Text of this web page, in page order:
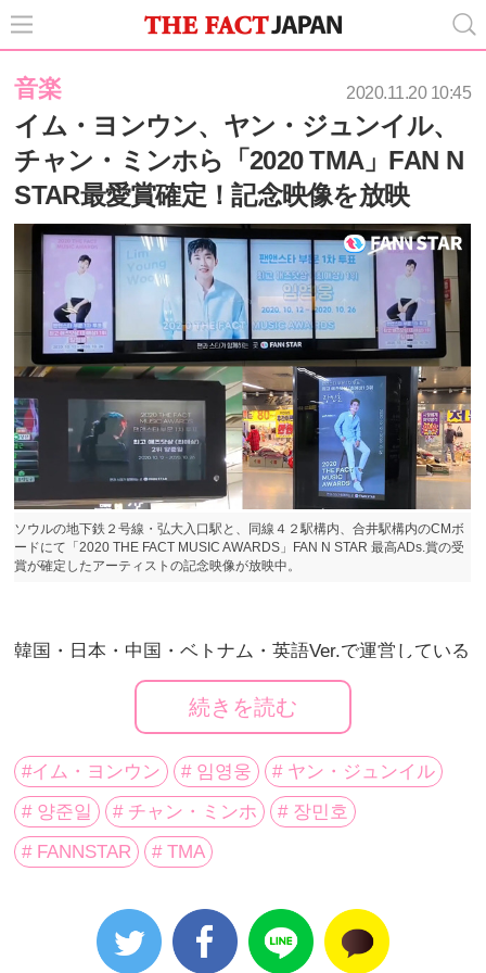
音楽 2020.11.20 10:45
イム・ヨンウン、ヤン・ジュンイル、
チャン・ミンホら「2020 TMA」FAN N
STAR最愛賞確定！記念映像を放映
ソウルの地下鉄２号線・弘大入口駅と、同線４２駅構内、合井駅構内のCMボ
ードにて「2020 THE FACT MUSIC AWARDS」FAN N STAR 最高ADs.賞の受
賞が確定したアーティストの記念映像が放映中。
韓国・日本・中国・ベトナム・英語Ver.で運営している
K-POPファン投票サイトFAN N STAR（読み：ペンエン
スタ）が、「2020 THE FACT MUSIC AWARDS」（以
下 2020 TMA）を控えて行なったFAN N STAR部門の第
１次投票で、最高ADs.賞（最愛賞）の受賞が確定した
３人。イム・ヨンウン、ヤン・ジュンイル、チャン・
ミンホへの記念映像を公開した。
たり、“最高ADs.賞部門”をはじめ、第２次投票（本投
票）にノミネートされる２０アーティストを決め
る“FAN N STAR Choice 歌手部門”、“FAN N STAR
続きを読む
#イム・ヨンウン # 임영웅
# ヤン・ジュンイル
# 양준일
# チャン・ミンホ
# 장민호
# FANNSTAR
# TMA